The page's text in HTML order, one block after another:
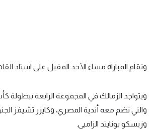
وتقام المباراة مساء الأحد المقبل على استاد
ويتواجد الزمالك في المجموعة الرابعة ببطولة
والتي تضم معه أندية المصري، وكايزر تشيفز
وزيسكو يونايتد الزامبي.